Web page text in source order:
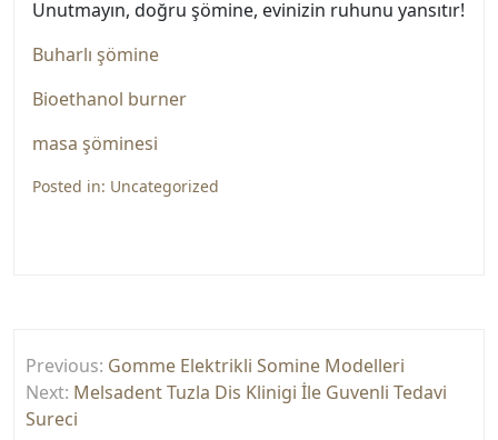
Unutmayın, doğru şömine, evinizin ruhunu yansıtır!
Buharlı şömine
Bioethanol burner
masa şöminesi
Posted in: Uncategorized
gezinmesi
Previous: Gomme Elektrikli Somine Modelleri
Next: Melsadent Tuzla Dis Klinigi İle Guvenli Tedavi
Sureci